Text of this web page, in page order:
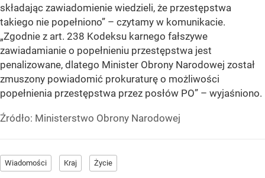
składając zawiadomienie wiedzieli, że przestępstwa
takiego nie popełniono” – czytamy w komunikacie.
„Zgodnie z art. 238 Kodeksu karnego fałszywe
zawiadamianie o popełnieniu przestępstwa jest
penalizowane, dlatego Minister Obrony Narodowej został
zmuszony powiadomić prokuraturę o możliwości
popełnienia przestępstwa przez posłów PO” – wyjaśniono.
Źródło: Ministerstwo Obrony Narodowej
Wiadomości Kraj Życie